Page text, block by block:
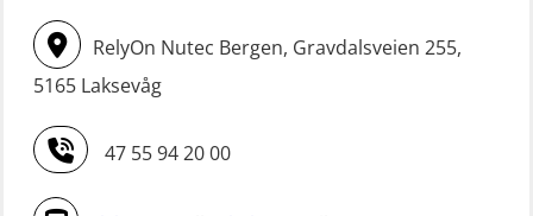
Livbåtfører Sliskelivbåt grunnkurs
m/E-læring (OSEBLE006)
Livbåtfører fritt fall FF48 repetisjon
(OSE1471)
(MSE113)
STCW oppgradering for
dekksoffiserer uten fartstid 66 t
(MBS124)
STCW oppgradering for
RelyOn Nutec Bergen, Gravdalsveien 255,
5165 Laksevåg
47 55 94 20 00